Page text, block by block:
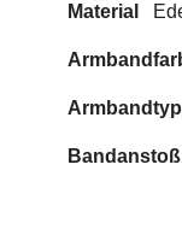
Material
Armbandtyp
Bandanstoß